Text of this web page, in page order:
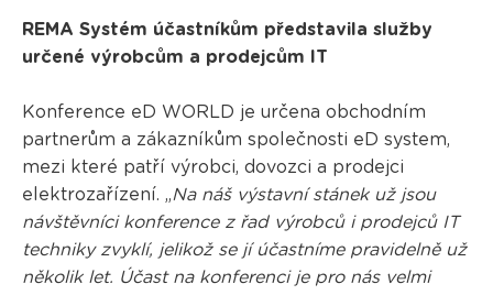
REMA Systém účastníkům představila služby
určené výrobcům a prodejcům IT
Konference eD WORLD je určena obchodním
partnerům a zákazníkům společnosti eD system,
mezi které patří výrobci, dovozci a prodejci
elektrozařízení. „Na náš výstavní stánek už jsou
návštěvníci konference z řad výrobců i prodejců IT
techniky zvyklí, jelikož se jí účastníme pravidelně už
několik let. Účast na konferenci je pro nás velmi